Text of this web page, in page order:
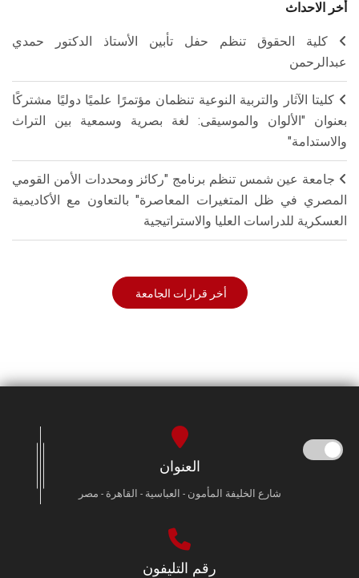
أخر الاحداث
كلية الحقوق تنظم حفل تأبين الأستاذ الدكتور حمدي
عبدالرحمن
كليتا الآثار والتربية النوعية تنظمان مؤتمرًا علميًا دوليًا مشتركًا
بعنوان "الألوان والموسيقى: لغة بصرية وسمعية بين التراث
والاستدامة"
جامعة عين شمس تنظم برنامج "ركائز ومحددات الأمن القومي
المصري في ظل المتغيرات المعاصرة" بالتعاون مع الأكاديمية
العسكرية للدراسات العليا والاستراتيجية
أخر قرارات الجامعة
العنوان
شارع الخليفة المأمون - العباسية - القاهرة - مصر
رقم التليفون